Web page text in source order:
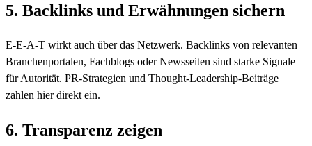
5. Backlinks und Erwähnungen sichern
E-E-A-T wirkt auch über das Netzwerk. Backlinks von relevanten
Branchenportalen, Fachblogs oder Newsseiten sind starke Signale
für Autorität. PR-Strategien und Thought-Leadership-Beiträge
zahlen hier direkt ein.
6. Transparenz zeigen